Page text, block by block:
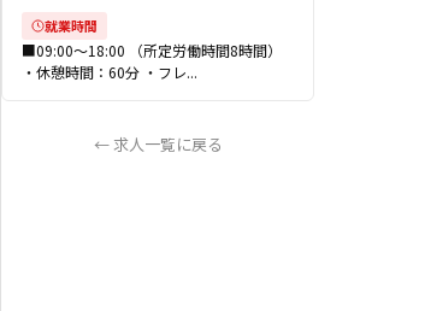
就業時間
■09:00～18:00 （所定労働時間8時間）
・休憩時間：60分 ・フレ...
← 求人一覧に戻る